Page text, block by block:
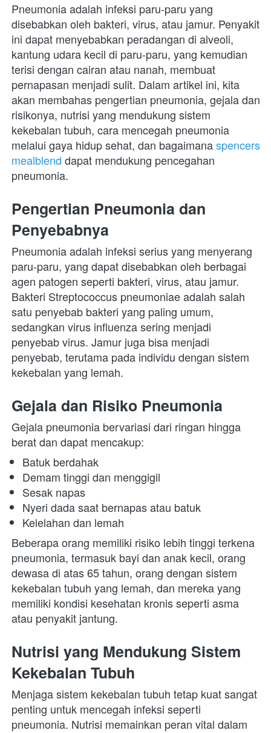
Pneumonia adalah infeksi paru-paru yang
disebabkan oleh bakteri, virus, atau jamur. Penyakit
ini dapat menyebabkan peradangan di alveoli,
kantung udara kecil di paru-paru, yang kemudian
terisi dengan cairan atau nanah, membuat
pernapasan menjadi sulit. Dalam artikel ini, kita
akan membahas pengertian pneumonia, gejala dan
risikonya, nutrisi yang mendukung sistem
kekebalan tubuh, cara mencegah pneumonia
melalui gaya hidup sehat, dan bagaimana spencers
mealblend dapat mendukung pencegahan
pneumonia.
Pengertian Pneumonia dan
Penyebabnya
Pneumonia adalah infeksi serius yang menyerang
paru-paru, yang dapat disebabkan oleh berbagai
agen patogen seperti bakteri, virus, atau jamur.
Bakteri Streptococcus pneumoniae adalah salah
satu penyebab bakteri yang paling umum,
sedangkan virus influenza sering menjadi
penyebab virus. Jamur juga bisa menjadi
penyebab, terutama pada individu dengan sistem
kekebalan yang lemah.
Gejala dan Risiko Pneumonia
Gejala pneumonia bervariasi dari ringan hingga
berat dan dapat mencakup:
Batuk berdahak
Demam tinggi dan menggigil
Sesak napas
Nyeri dada saat bernapas atau batuk
Kelelahan dan lemah
Beberapa orang memiliki risiko lebih tinggi terkena
pneumonia, termasuk bayi dan anak kecil, orang
dewasa di atas 65 tahun, orang dengan sistem
kekebalan tubuh yang lemah, dan mereka yang
memiliki kondisi kesehatan kronis seperti asma
atau penyakit jantung.
Nutrisi yang Mendukung Sistem
Kekebalan Tubuh
Menjaga sistem kekebalan tubuh tetap kuat sangat
penting untuk mencegah infeksi seperti
pneumonia. Nutrisi memainkan peran vital dalam